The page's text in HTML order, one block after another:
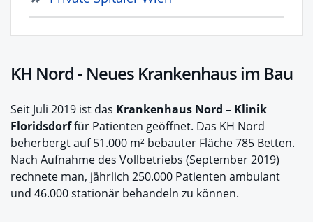
KH Nord - Neues Krankenhaus im Bau
Seit Juli 2019 ist das Krankenhaus Nord – Klinik
Floridsdorffür Patienten geöffnet. Das KH Nord
beherbergt auf 51.000 m² bebauter Fläche 785 Betten.
Nach Aufnahme des Vollbetriebs (September 2019)
rechnete man, jährlich 250.000 Patienten ambulant
und 46.000 stationär behandeln zu können.